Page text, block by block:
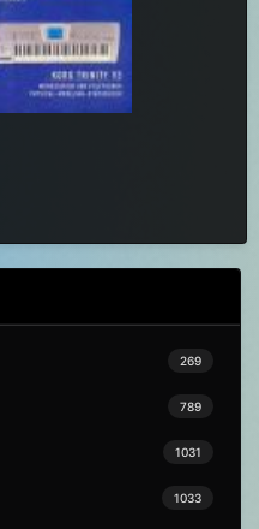
269
789
1031
1033